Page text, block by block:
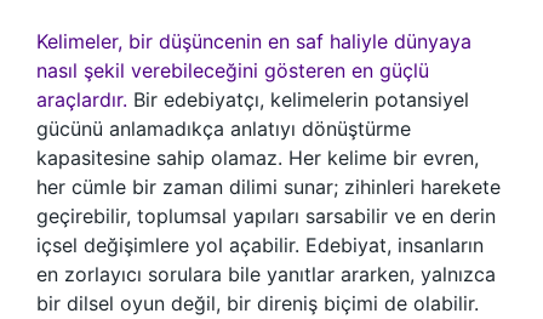
Kelimeler, bir düşüncenin en saf haliyle dünyaya
nasıl şekil verebileceğini gösteren en güçlü
araçlardır. Bir edebiyatçı, kelimelerin potansiyel
gücünü anlamadıkça anlatıyı dönüştürme
kapasitesine sahip olamaz. Her kelime bir evren,
her cümle bir zaman dilimi sunar; zihinleri harekete
geçirebilir, toplumsal yapıları sarsabilir ve en derin
içsel değişimlere yol açabilir. Edebiyat, insanların
en zorlayıcı sorulara bile yanıtlar ararken, yalnızca
bir dilsel oyun değil, bir direniş biçimi de olabilir.